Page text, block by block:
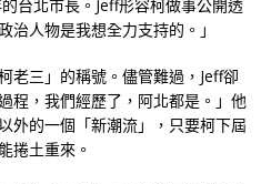
台北市長。Jeff形容柯做事公開透
治人物是我想全力支持的。」
老三」的稱號。儘管難過，Jeff卻
程，我們經歷了，阿北都是。」他
外的一個「新潮流」，只要柯下屆
捲土重來。